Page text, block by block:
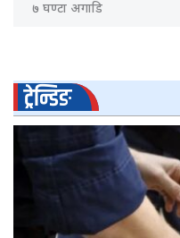
७ घण्टा अगाडि
ट्रेन्डिङ